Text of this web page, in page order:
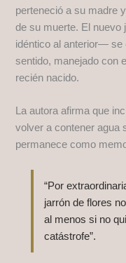
perteneció a su madre
de su muerte. El
idéntico al anterior— se
sentido, manejado con
recién nacido.
La autora afirma que
volver a contener agua
permanece como
“Por
jarrón de flores
al menos si no
catástrofe”.